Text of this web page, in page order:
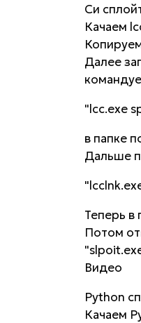
Си
Качаем
Далее
"lcc.exe
в папке
Дальше
Теперь в
Потом
Видео
Python
Качаем